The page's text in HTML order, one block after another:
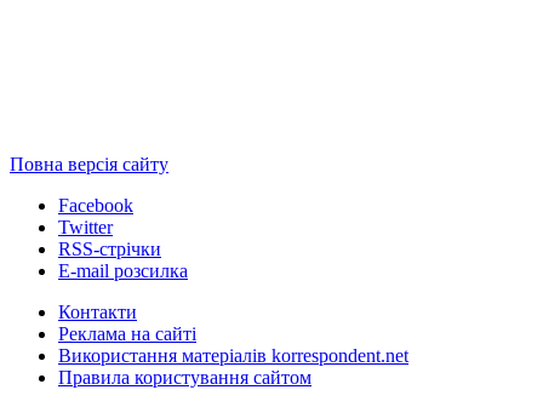
Повна версія сайту
Facebook
Twitter
RSS-стрічки
E-mail розсилка
Контакти
Реклама на сайті
Використання матеріалів korrespondent.net
Правила користування сайтом